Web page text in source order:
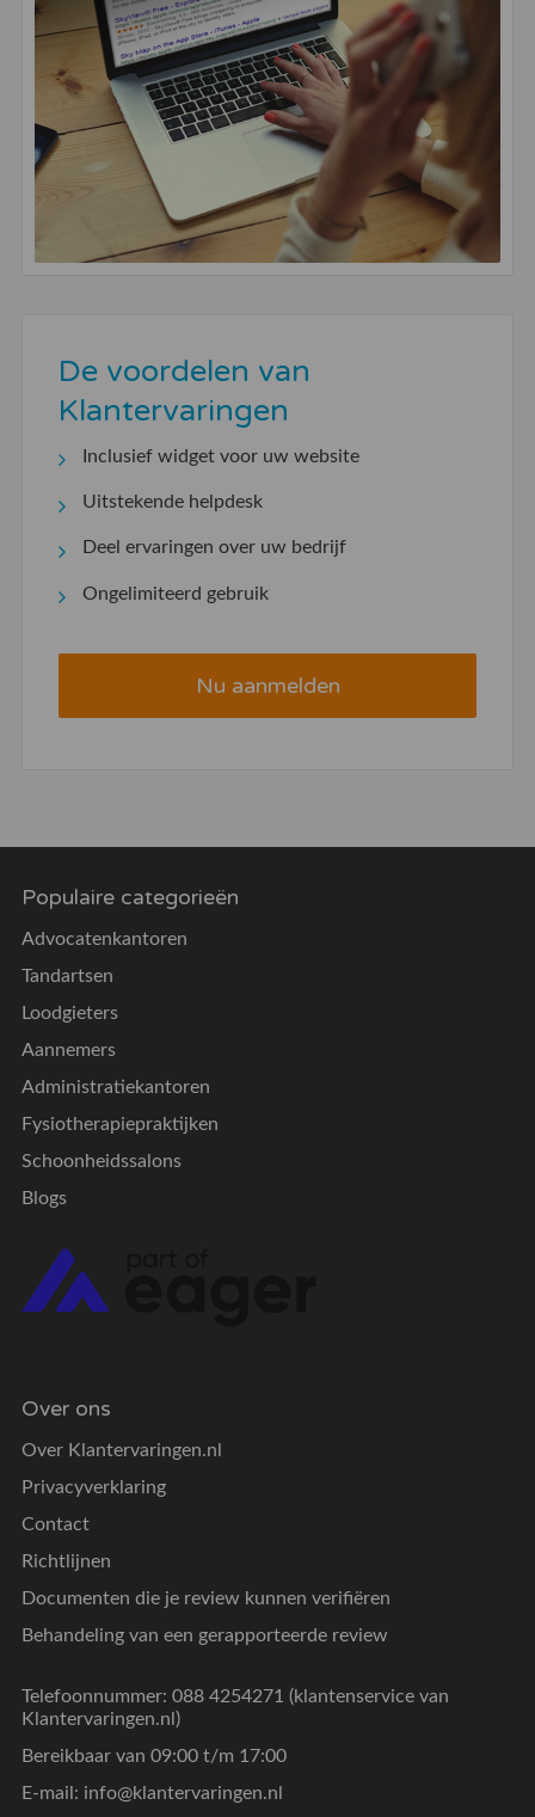
De voordelen van
Klantervaringen
Inclusief widget voor uw website
Uitstekende helpdesk
Deel ervaringen over uw bedrijf
Ongelimiteerd gebruik
Nu aanmelden
Populaire categorieën
Advocatenkantoren
Tandartsen
Loodgieters
Aannemers
Administratiekantoren
Fysiotherapiepraktijken
Schoonheidssalons
Blogs
Over ons
Over Klantervaringen.nl
Privacyverklaring
Contact
Richtlijnen
Documenten die je review kunnen verifiëren
Behandeling van een gerapporteerde review
Telefoonnummer: 088 4254271 (klantenservice van
Klantervaringen.nl)
Bereikbaar van 09:00 t/m 17:00
E-mail: info@klantervaringen.nl